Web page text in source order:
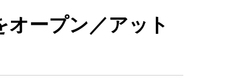
ープン／アット